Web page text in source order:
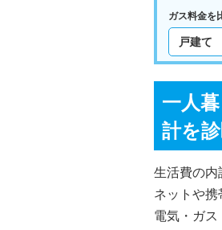
ガス料金を
一人
計を
生活費の内
ネットや携
電気・ガス